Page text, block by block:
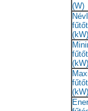
(W)
(kW)
(kW)
(kW)